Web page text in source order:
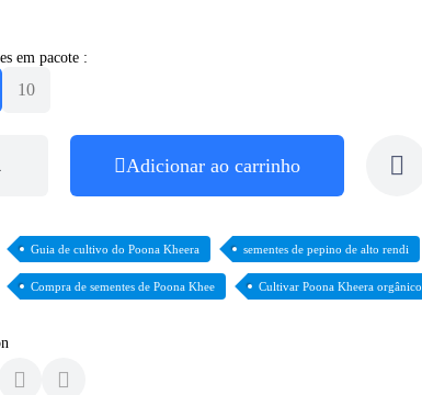
em pacote :
10
Adicionar ao carrinho
Guia de cultivo do Poona Kheera sementes de pepino de alto rendi
Compra de sementes de Poona Khee Cultivar Poona Kheera orgânico